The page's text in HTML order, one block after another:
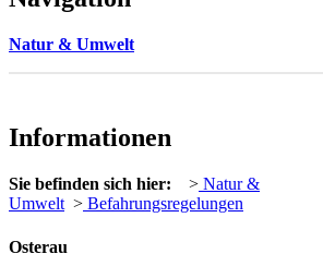
Natur & Umwelt
Informationen
Sie befinden sich hier: > Natur &
Umwelt > Befahrungsregelungen
Osterau